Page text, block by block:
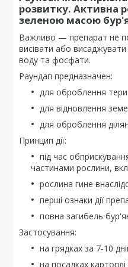
розвитку. Активна
зеленою масою
Важливо — препарат не
висівати або
воду та фосфати.
Раундап предназначен:
для оброблення
для відновлення
для оброблення
Принцип дії:
під час
частинами рослини,
рослина гине
перші ознаки дії
повна загибель
Застосування:
на грядках за 7-10
на посадках